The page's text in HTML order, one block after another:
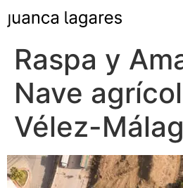
Raspa y
Nave
Vélez-